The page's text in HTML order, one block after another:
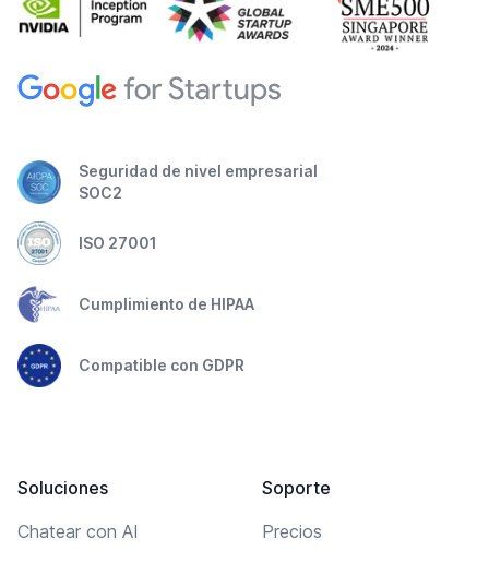
Seguridad de nivel empresarial
SOC2
ISO 27001
Cumplimiento de HIPAA
Compatible con GDPR
Soluciones
Chatear con AI
Soporte
Precios